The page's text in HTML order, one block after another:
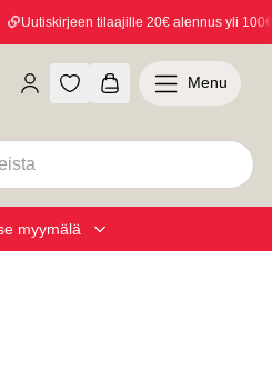
Uutiskirjeen tilaajille 20€ alennus yli 100€
myymälä
Menu